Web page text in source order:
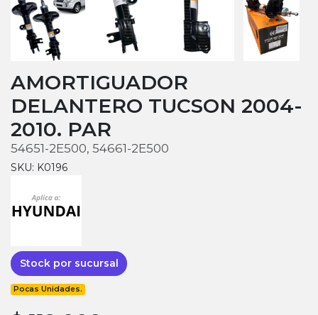
AMORTIGUADOR
DELANTERO TUCSON 2004-
2010. PAR
54651-2E500, 54661-2E500
SKU: K0196
Stock por sucursal
Pocas Unidades.